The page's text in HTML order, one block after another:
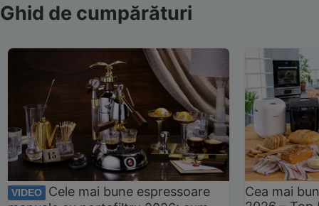
Ghid de cumpărături
VIDEO
Cele mai bune espressoare
Cea mai